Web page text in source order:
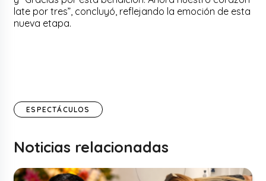
late por tres”, concluyó, reflejando la emoción de esta
nueva etapa.
ESPECTÁCULOS
Noticias relacionadas